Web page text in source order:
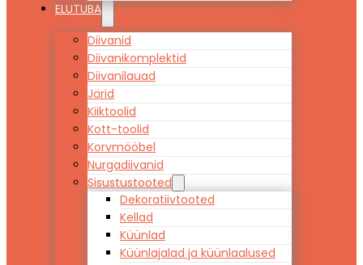
ELUTUBA
Diivanid
Diivanikomplektid
Diivanilauad
Järid
Kiiktoolid
Kott-toolid
Korvmööbel
Nurgadiivanid
Sisustustooted
Dekoratiivtooted
Kellad
Küünlad
Küünlajalad ja küünlaalused